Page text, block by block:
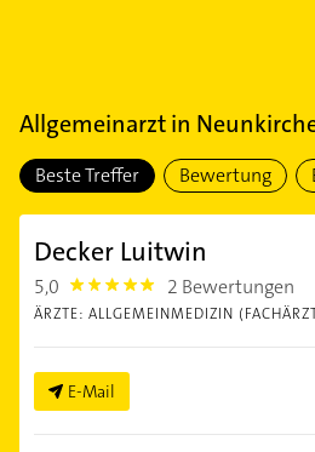
Allgemeinarztin
Beste Treffer Bewertung
Decker Luitwin
5,0 5.0 2 Bewertungen
ÄRZTE: ALLGEMEINMEDIZIN
E-Mail